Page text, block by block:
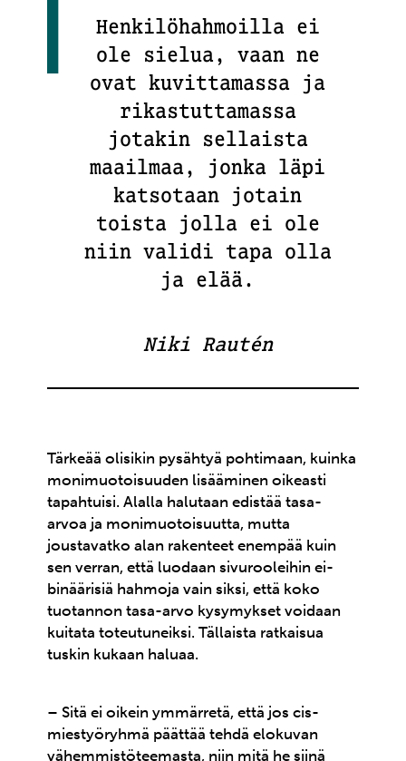
Henkilöhahmoilla ei
ole sielua, vaan ne
ovat kuvittamassa ja
rikastuttamassa
jotakin sellaista
maailmaa, jonka läpi
katsotaan jotain
toista jolla ei ole
niin validi tapa olla
ja elää.
Niki Rautén
Tärkeää olisikin pysähtyä pohtimaan, kuinka
monimuotoisuuden lisääminen oikeasti
tapahtuisi. Alalla halutaan edistää tasa-
arvoa ja monimuotoisuutta, mutta
joustavatko alan rakenteet enempää kuin
sen verran, että luodaan sivurooleihin ei-
binäärisiä hahmoja vain siksi, että koko
tuotannon tasa-arvo kysymykset voidaan
kuitata toteutuneiksi. Tällaista ratkaisua
tuskin kukaan haluaa.
– Sitä ei oikein ymmärretä, että jos cis-
miestyöryhmä päättää tehdä elokuvan
vähemmistöteemasta, niin mitä he siinä